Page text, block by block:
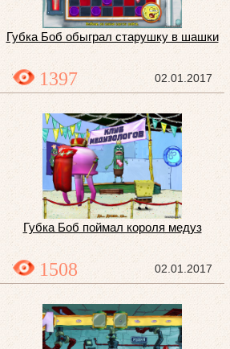
Губка Боб обыграл старушку в шашки
02.01.2017
1397
Губка Боб поймал короля медуз
02.01.2017
1508